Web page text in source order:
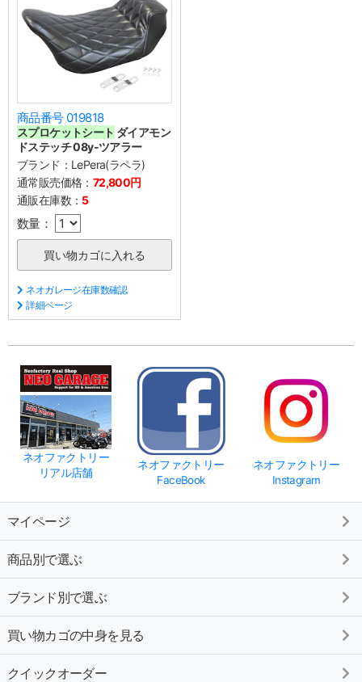
商品番号 019818
スプロケットシート ダイアモン
ドステッチ 08y-ツアラー
ブランド： LePera(ラペラ)
通常販売価格： 72,800円
通販在庫数： 5
数量：
ネオガレージ在庫数確認
詳細ページ
ネオファクトリー
リアル店舗
ネオファクトリー
FaceBook
ネオファクトリー
Instagram
マイページ
商品別で選ぶ
ブランド別で選ぶ
買い物カゴの中身を見る
クイックオーダー